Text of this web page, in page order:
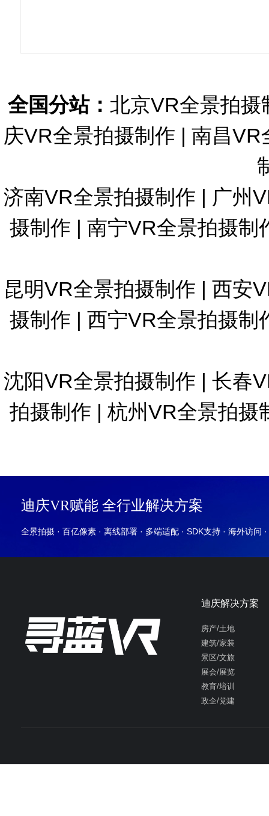
全国分站： 北京VR全景拍摄
庆VR全景拍摄制作 | 南昌VR
济南VR全景拍摄制作 | 广州
摄制作 | 南宁VR全景拍摄制
昆明VR全景拍摄制作 | 西安
摄制作 | 西宁VR全景拍摄制
沈阳VR全景拍摄制作 | 长春
拍摄制作 | 杭州VR全景拍摄
迪庆VR赋能 全行业解决方案
全景拍摄 · 百亿像素 · 离线部署 · 多端适配 · SDK支持 · 海外访问
迪庆解决方案
房产/土地
建筑/家装
景区/文旅
展会/展览
教育/培训
政企/党建